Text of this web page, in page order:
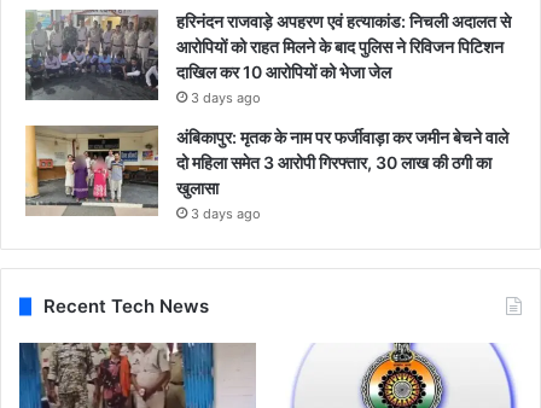
हरिनंदन राजवाड़े अपहरण एवं हत्याकांड: निचली अदालत से
आरोपियों को राहत मिलने के बाद पुलिस ने रिविजन पिटिशन
दाखिल कर 10 आरोपियों को भेजा जेल
3 days ago
अंबिकापुर: मृतक के नाम पर फर्जीवाड़ा कर जमीन बेचने वाले
दो महिला समेत 3 आरोपी गिरफ्तार, 30 लाख की ठगी का
खुलासा
3 days ago
Recent Tech News